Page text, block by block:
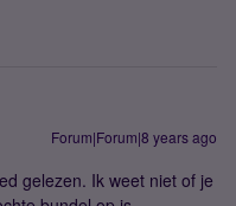
Forum|Forum|8 years ago
gelezen. Ik weet niet of je